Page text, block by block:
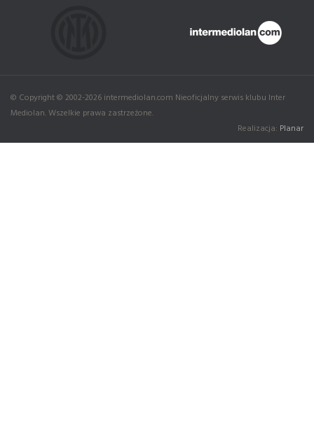
© Copyright © 2002-2026 intermediolan.com Nieoficjalny serwis klubu Inter
Mediolan. Wszelkie prawa zastrzeżone.
Realizacja: Planar